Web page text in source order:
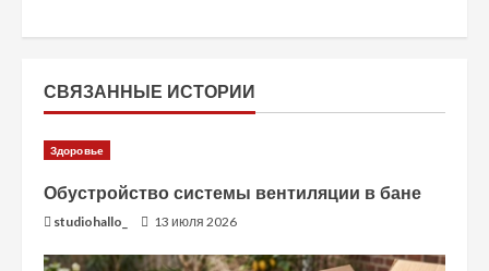
ж
и
т
СВЯЗАННЫЕ ИСТОРИИ
Здоровье
Обустройство системы вентиляции в бане
studiohallo_ 13 июля 2026